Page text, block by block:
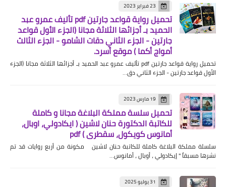
23 فبراير 2023
تحميل رواية قواعد جارتين pdf تأليف عمرو عبد
الحميد بـ أجزائها الثلاثة مجانا (الجزء الأول قواعد
جارتين - الجزء الثاني دقات الشامو - الجزء الثالث
أمواج أكما ) موقع أسرد.
تحميل رواية قواعد جارتين pdf تأليف عمرو عبد الحميد بـ أجزائها الثلاثة مجانا (الجزء
الأول قواعد جارتين - الجزء الثاني دق…
19 مارس 2023
تحميل سلسة مملكة البلاغة مجانا و كاملة
للكاتبة الدكتورة حنان لاشين ( ايكادولي، اوبال،
أمانوس كويكول، سقطري ) pdf
سلسلة مملكة البلاغة كاملة للكاتبة حنان لاشين مكونة من أربع روايات قد تم
نشرها مسبقاً " إيكادولي ، أوبال ، أمانوس…
31 يوليو 2025